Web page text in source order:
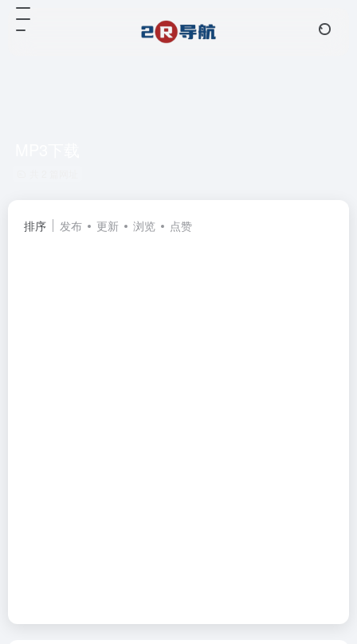
排序 发布 更新 浏览 点赞